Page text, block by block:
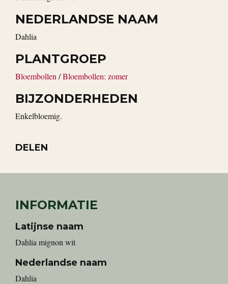
NEDERLANDSE NAAM
Dahlia
PLANTGROEP
Bloembollen /Bloembollen: zomer
BIJZONDERHEDEN
Enkelbloemig.
DELEN
INFORMATIE
Latijnse naam
Dahlia mignon wit
Nederlandse naam
Dahlia